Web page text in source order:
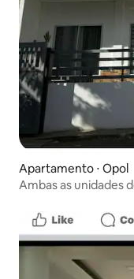
Apartamento ⋅ Opol
Ambas as unidades